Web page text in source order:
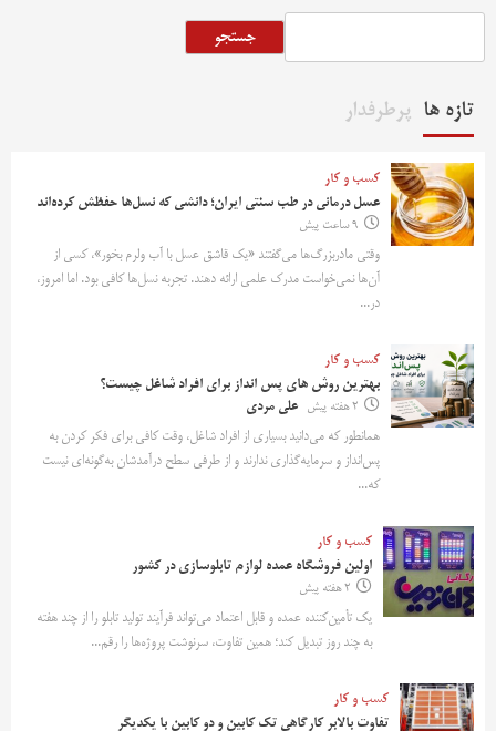
جستجو
تازه ها پرطرفدار
کسب و کار
عسل درمانی در طب سنتی ایران؛ دانشی که نسل‌ها حفظش کرده‌اند
9 ساعت پیش
وقتی مادربزرگ‌ها می‌گفتند «یک قاشق عسل با آب ولرم بخور»، کسی از
آن‌ها نمی‌خواست مدرک علمی ارائه دهند. تجربه نسل‌ها کافی بود. اما امروز،
در...
کسب و کار
بهترین روش‌ های پس‌ انداز برای افراد شاغل چیست؟
2 هفته پیش
علی مردی
همانطور که می‌دانید بسیاری از افراد شاغل، وقت کافی برای فکر کردن به
پس‌انداز و سرمایه‌گذاری ندارند و از طرفی سطح درآمدشان به‌گونه‌ای نیست
که...
کسب و کار
اولین فروشگاه عمده لوازم تابلوسازی در کشور
2 هفته پیش
یک تأمین‌کننده عمده و قابل اعتماد می‌تواند فرآیند تولید تابلو را از چند هفته
به چند روز تبدیل کند؛ همین تفاوت، سرنوشت پروژه‌ها را رقم...
کسب و کار
تفاوت بالابر کارگاهی تک کابین و دو کابین با یکدیگر